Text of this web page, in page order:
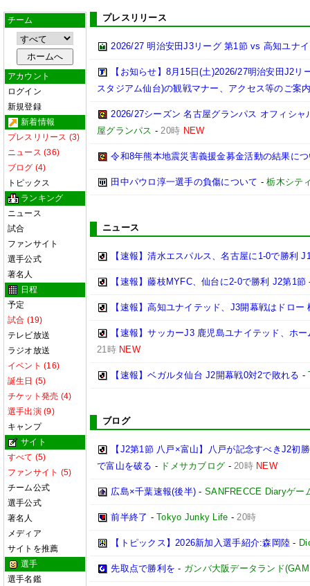
チーム
アカウント
ログイン
新規登録
新着情報
プレスリリース (3)
ニュース (36)
ブログ (4)
トピックス
ランキング
ニュース
試合
ファンサイト
選手公式
著名人
日程
予定
試合 (19)
テレビ放送
ラジオ放送
イベント (16)
誕生日 (5)
チケット発売 (4)
選手出演 (9)
キャンプ
サイト
すべて (5)
ファンサイト (5)
チーム公式
選手公式
著名人
メディア
サイトを推薦
選手
選手名鑑
プレスリリース
2026/27 明治安田J3リーグ 第1節 vs 高知ユナ
【お知らせ】8月15日(土)2026/27明治安田J2
スタジアム仙台)の観戦マナー、アクセス等のご案
2026/27シーズン 名古屋グランパス オフィシ
屋グランパス -20時 NEW
令和8年熊本地震災害義援金募金活動の結果に
田中パウロ淳一選手の負傷について -栃木シテ
ニュース
【速報】清水エスパルス、名古屋に1-0で勝利
【速報】藤枝MYFC、仙台に2-0で勝利 J2第1節
【速報】高知ユナイテッド、J3開幕戦はドロ
【速報】サッカーJ3 鹿児島ユナイテッド、ホ
21時 NEW
【速報】ベガルタ仙台 J2開幕戦0対2で敗れる -
ブログ
【J2第1節 八戸×富山】八戸が記念すべきJ2初
で富山を破る - ドメサカブログ -20時 NEW
広島×千葉速報(後半) -SANFRECCE Diaryゲー
前半終了 -Tokyo Junky Life -20時
【トピックス】2026新加入選手紹介:森岡陸 -
先取点で勝利を - ガンバ大阪データランド